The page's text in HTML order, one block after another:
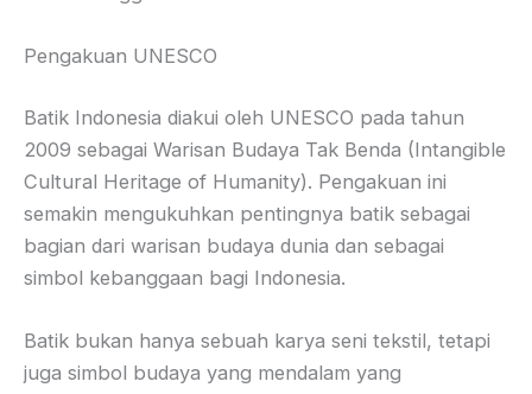
Pengakuan UNESCO
Batik Indonesia diakui oleh UNESCO pada tahun
2009 sebagai Warisan Budaya Tak Benda (Intangible
Cultural Heritage of Humanity). Pengakuan ini
semakin mengukuhkan pentingnya batik sebagai
bagian dari warisan budaya dunia dan sebagai
simbol kebanggaan bagi Indonesia.
Batik bukan hanya sebuah karya seni tekstil, tetapi
juga simbol budaya yang mendalam yang